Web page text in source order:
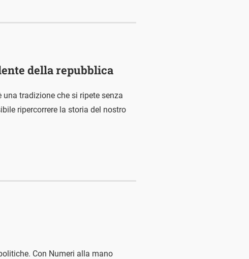
della repubblica
tradizione che si ripete senza
ripercorrere la storia del nostro
Con Numeri alla mano